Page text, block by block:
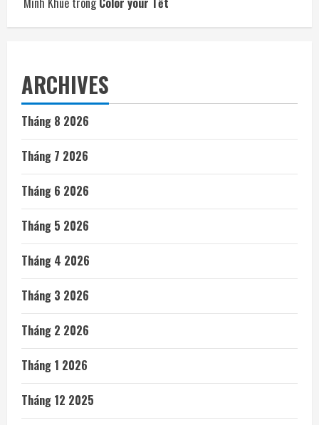
ARCHIVES
Tháng 8 2026
Tháng 7 2026
Tháng 6 2026
Tháng 5 2026
Tháng 4 2026
Tháng 3 2026
Tháng 2 2026
Tháng 1 2026
Tháng 12 2025